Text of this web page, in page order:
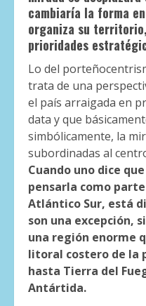
cambiaría la forma
organiza su
prioridades
Lo del
trata de una
el país arraigada en
data y que
simbólicamente, la
subordinadas al
Cuando uno dice
pensarla como
Atlántico Sur, está
son una excepción,
una región enorme
litoral costero de la
hasta Tierra del
Antártida.